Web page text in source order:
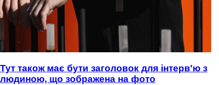
Тут також має бути заголовок для інтерв'ю з
людиною, що зображена на фото